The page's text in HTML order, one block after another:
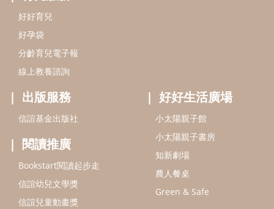
好好育兒
好孕袋
分齡育兒電子報
線上教養諮詢
出版服務
信誼基金出版社
閱讀推廣
Bookstart閱讀起步走
信誼幼兒文學獎
信誼兒童動畫獎
好好生活廣場
小太陽親子館
小太陽親子書房
知新劇場
農人餐桌
Green & Safe